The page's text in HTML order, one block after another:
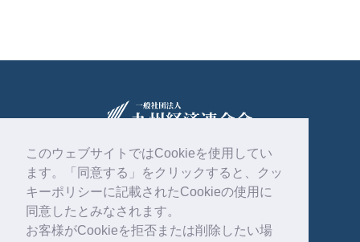
このウェブサイトではCookieを使用してい
ます。「同意する」をクリックすると、クッ
キーポリシーに記載されたCookieの使用に
同意したとみなされます。
お客様がCookieを拒否または削除したい場
〒810-0004
福岡市中央区渡辺通2丁目1番82号